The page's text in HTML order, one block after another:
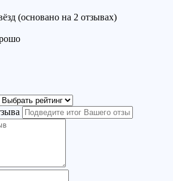
(основано на 2 отзывах)